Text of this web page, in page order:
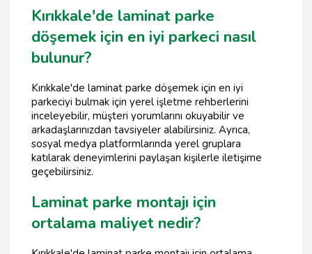
Kırıkkale'de laminat parke
döşemek için en iyi parkeci nasıl
bulunur?
Kırıkkale'de laminat parke döşemek için en iyi
parkeciyi bulmak için yerel işletme rehberlerini
inceleyebilir, müşteri yorumlarını okuyabilir ve
arkadaşlarınızdan tavsiyeler alabilirsiniz. Ayrıca,
sosyal medya platformlarında yerel gruplara
katılarak deneyimlerini paylaşan kişilerle iletişime
geçebilirsiniz.
Laminat parke montajı için
ortalama maliyet nedir?